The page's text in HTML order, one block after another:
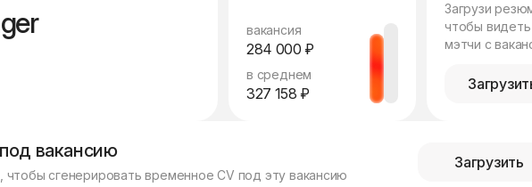
вакансия
284 000 ₽
в среднем
327 158 ₽
Загрузи
чтобы видеть
мэтчи с
вакансию
чтобы сгенерировать временное CV под эту вакансию
Загрузить